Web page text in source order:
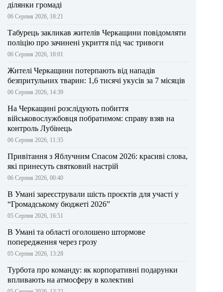
ділянки громаді
06 Серпня 2026, 18:21
Табурець закликав жителів Черкащини повідомляти
поліцію про зачинені укриття під час тривоги
06 Серпня 2026, 18:01
Жителі Черкащини потерпають від нападів
безпритульних тварин: 1,6 тисячі укусів за 7 місяців
06 Серпня 2026, 14:39
На Черкащині розслідують побиття
військовослужбовця побратимом: справу взяв на
контроль Лубінець
06 Серпня 2026, 11:35
Привітання з Яблучним Спасом 2026: красиві слова,
які принесуть святковий настрій
06 Серпня 2026, 00:40
В Умані зареєстрували шість проєктів для участі у
“Громадському бюджеті 2026”
05 Серпня 2026, 16:51
В Умані та області оголошено штормове
попередження через грозу
05 Серпня 2026, 13:28
Турбота про команду: як корпоративні подарунки
впливають на атмосферу в колективі